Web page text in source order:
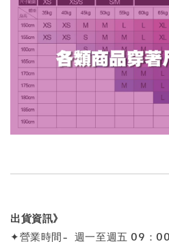
出貨資訊》
✦營業時間- 週一至週五 09：